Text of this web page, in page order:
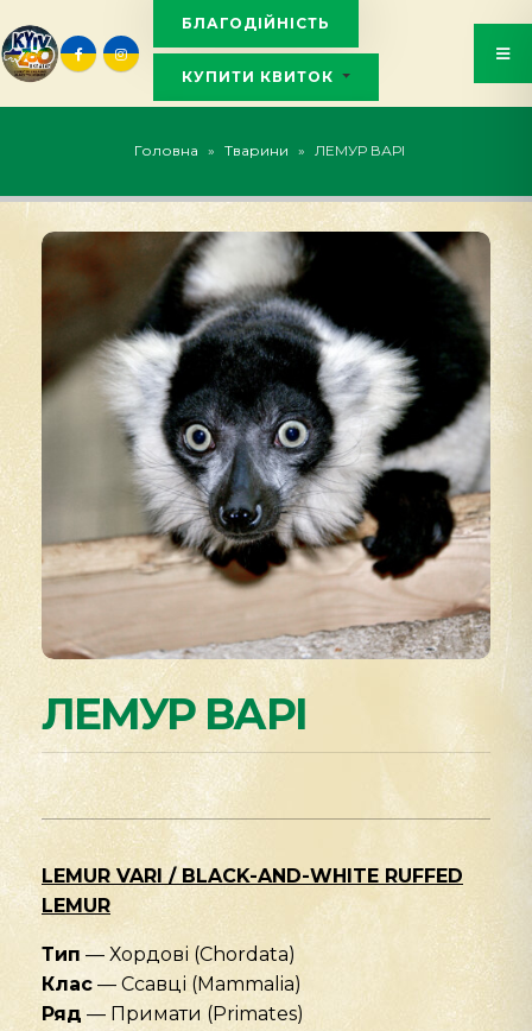
БЛАГОДІЙНІСТЬ
КУПИТИ КВИТОК
Головна » Тварини » ЛЕМУР ВАРІ
ЛЕМУР ВАРІ
LEMUR VARI / BLACK-AND-WHITE RUFFED
LEMUR
Тип — Хордові (Chordata)
Клас — Ссавці (Mammalia)
Ряд — Примати (Primates)